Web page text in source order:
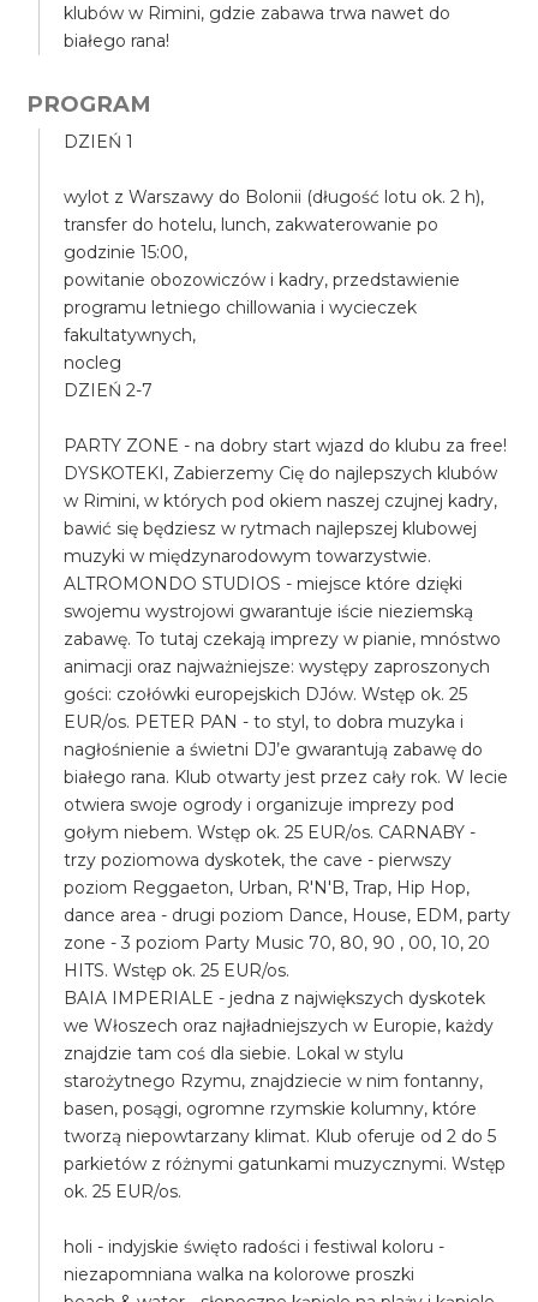
klubów w Rimini, gdzie zabawa trwa nawet do
białego rana!
PROGRAM
DZIEŃ 1
wylot z Warszawy do Bolonii (długość lotu ok. 2 h),
transfer do hotelu, lunch, zakwaterowanie po
godzinie 15:00,
powitanie obozowiczów i kadry, przedstawienie
programu letniego chillowania i wycieczek
fakultatywnych,
nocleg
DZIEŃ 2-7
PARTY ZONE - na dobry start wjazd do klubu za free!
DYSKOTEKI, Zabierzemy Cię do najlepszych klubów
w Rimini, w których pod okiem naszej czujnej kadry,
bawić się będziesz w rytmach najlepszej klubowej
muzyki w międzynarodowym towarzystwie.
ALTROMONDO STUDIOS - miejsce które dzięki
swojemu wystrojowi gwarantuje iście nieziemską
zabawę. To tutaj czekają imprezy w pianie, mnóstwo
animacji oraz najważniejsze: występy zaproszonych
gości: czołówki europejskich DJów. Wstęp ok. 25
EUR/os. PETER PAN - to styl, to dobra muzyka i
nagłośnienie a świetni DJ’e gwarantują zabawę do
białego rana. Klub otwarty jest przez cały rok. W lecie
otwiera swoje ogrody i organizuje imprezy pod
gołym niebem. Wstęp ok. 25 EUR/os. CARNABY -
trzy poziomowa dyskotek, the cave - pierwszy
poziom Reggaeton, Urban, R'N'B, Trap, Hip Hop,
dance area - drugi poziom Dance, House, EDM, party
zone - 3 poziom Party Music 70, 80, 90 , 00, 10, 20
HITS. Wstęp ok. 25 EUR/os.
BAIA IMPERIALE - jedna z największych dyskotek
we Włoszech oraz najładniejszych w Europie, każdy
znajdzie tam coś dla siebie. Lokal w stylu
starożytnego Rzymu, znajdziecie w nim fontanny,
basen, posągi, ogromne rzymskie kolumny, które
tworzą niepowtarzany klimat. Klub oferuje od 2 do 5
parkietów z różnymi gatunkami muzycznymi. Wstęp
ok. 25 EUR/os.
holi - indyjskie święto radości i festiwal koloru -
niezapomniana walka na kolorowe proszki